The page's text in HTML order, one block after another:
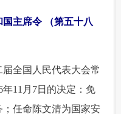
国主席令 （第五十八
全国人民代表大会常
11月7日的决定：免
任命陈文清为国家安